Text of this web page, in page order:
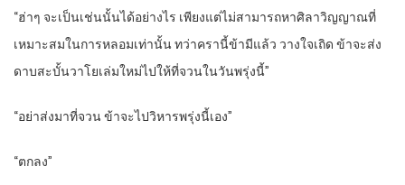
“ฮ่าๆ จะเป็นเช่นนั้นได้อย่างไร เพียงแต่ไม่สามารถหาศิลาวิญญาณที่
เหมาะสมในการหลอมเท่านั้น ทว่าครานี้ข้ามีแล้ว วางใจเถิด ข้าจะส่ง
ดาบสะบั้นวาโยเล่มใหม่ไปให้ที่จวนในวันพรุ่งนี้”
“อย่าส่งมาที่จวน ข้าจะไปวิหารพรุ่งนี้เอง”
“ตกลง”